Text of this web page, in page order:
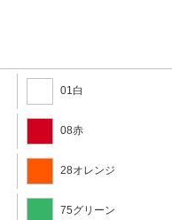
01白
08赤
28オレンジ
75グリーン